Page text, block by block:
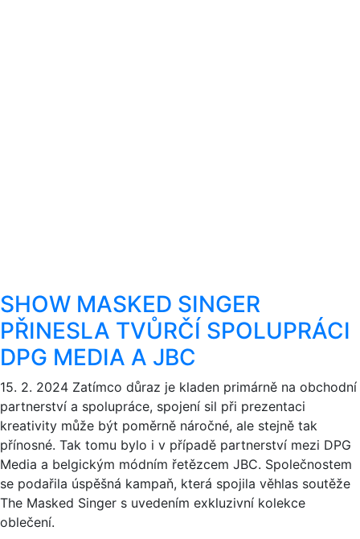
SHOW MASKED SINGER
PŘINESLA TVŮRČÍ SPOLUPRÁCI
DPG MEDIA A JBC
15. 2. 2024 Zatímco důraz je kladen primárně na obchodní
partnerství a spolupráce, spojení sil při prezentaci
kreativity může být poměrně náročné, ale stejně tak
přínosné. Tak tomu bylo i v případě partnerství mezi DPG
Media a belgickým módním řetězcem JBC. Společnostem
se podařila úspěšná kampaň, která spojila věhlas soutěže
The Masked Singer s uvedením exkluzivní kolekce
oblečení.